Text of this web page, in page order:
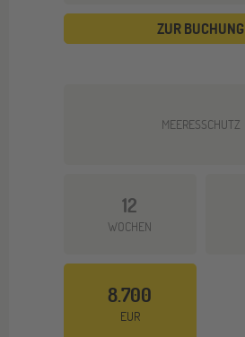
ZUR BUCHUNG
MEERESSCHUTZ
12
WOCHEN
8.700
EUR